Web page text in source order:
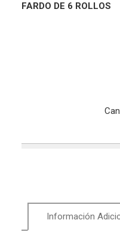
FARDO DE 6 ROLLOS
Información